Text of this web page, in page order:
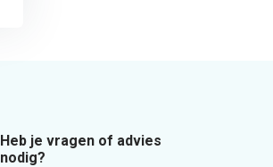
Heb je vragen of advies
nodig?